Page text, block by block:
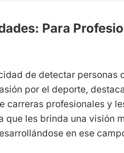
Para
de detectar personas
por el deporte,
carreras profesionales y
que les brinda una visión
en ese